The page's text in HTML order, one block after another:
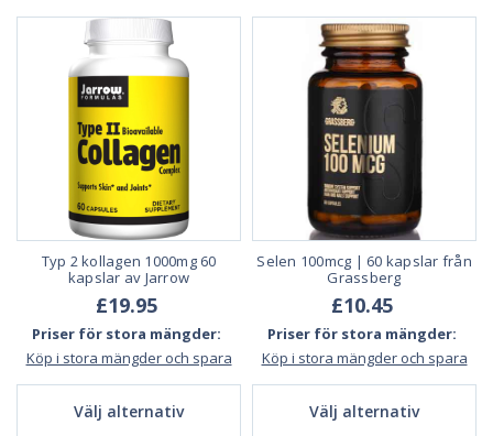
Typ 2 kollagen 1000mg 60
kapslar av Jarrow
£19.95
Priser för stora mängder:
Köp i stora mängder och spara
Välj alternativ
Selen 100mcg | 60 kapslar från
Grassberg
£10.45
Priser för stora mängder:
Köp i stora mängder och spara
Välj alternativ